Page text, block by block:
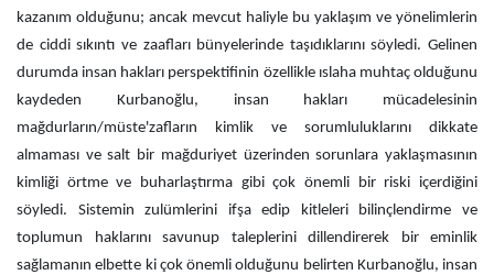
kazanım olduğunu; ancak mevcut haliyle bu yaklaşım ve yönelimlerin
de ciddi sıkıntı ve zaafları bünyelerinde taşıdıklarını söyledi. Gelinen
durumda insan hakları perspektifinin özellikle ıslaha muhtaç olduğunu
kaydeden Kurbanoğlu, insan hakları mücadelesinin
mağdurların/müste'zafların kimlik ve sorumluluklarını dikkate
almaması ve salt bir mağduriyet üzerinden sorunlara yaklaşmasının
kimliği örtme ve buharlaştırma gibi çok önemli bir riski içerdiğini
söyledi. Sistemin zulümlerini ifşa edip kitleleri bilinçlendirme ve
toplumun haklarını savunup taleplerini dillendirerek bir eminlik
sağlamanın elbette ki çok önemli olduğunu belirten Kurbanoğlu, insan